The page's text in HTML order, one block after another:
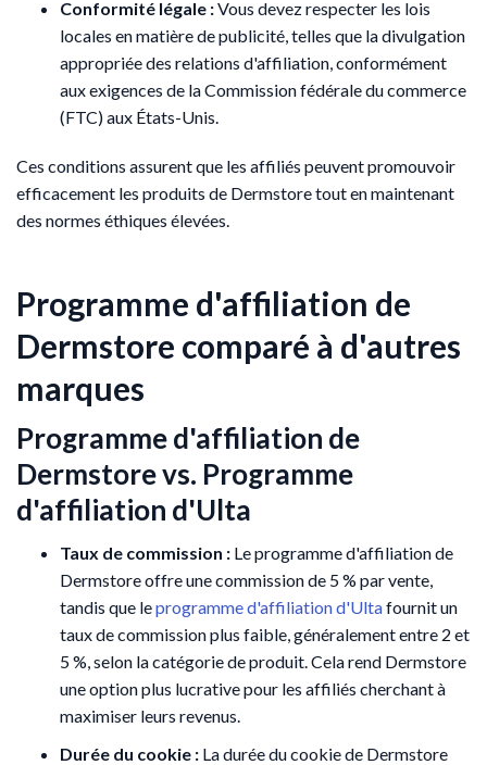
Conformité légale :Vous devez respecter les lois
locales en matière de publicité, telles que la divulgation
appropriée des relations d'affiliation, conformément
aux exigences de la Commission fédérale du commerce
(FTC) aux États-Unis.
Ces conditions assurent que les affiliés peuvent promouvoir
efficacement les produits de Dermstore tout en maintenant
des normes éthiques élevées.
Programme d'affiliation de
Dermstore comparé à d'autres
marques
Programme d'affiliation de
Dermstore vs. Programme
d'affiliation d'Ulta
Taux de commission : Le programme d'affiliation de
Dermstore offre une commission de 5 % par vente,
tandis que leprogramme d'affiliation d'Ultafournit un
taux de commission plus faible, généralement entre 2 et
5 %, selon la catégorie de produit. Cela rend Dermstore
une option plus lucrative pour les affiliés cherchant à
maximiser leurs revenus.
Durée du cookie : La durée du cookie de Dermstore